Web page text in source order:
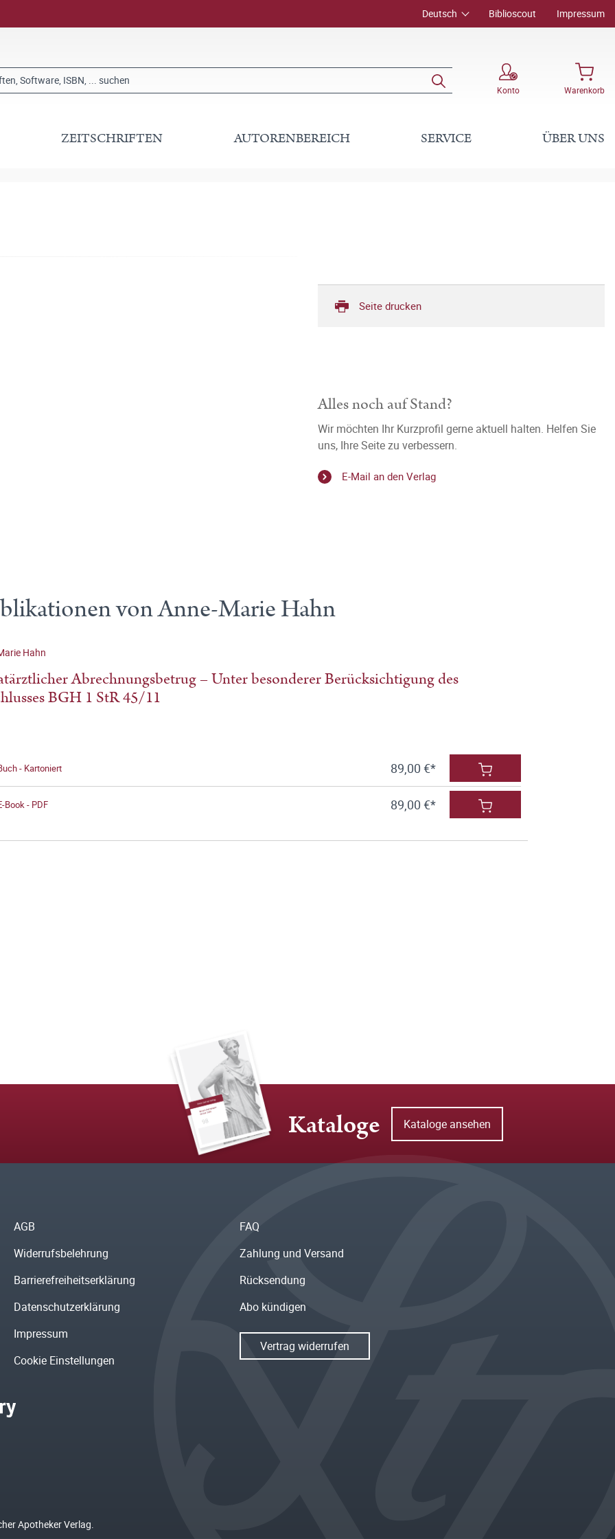
Deutsch Biblioscout Impressum
Konto Warenkorb
ZEITSCHRIFTEN AUTORENBEREICH SERVICE ÜBER UNS
Seite drucken
Alles noch auf Stand?
Wir möchten Ihr Kurzprofil gerne aktuell halten. Helfen Sie
uns, Ihre Seite zu verbessern.
E-Mail an den Verlag
von Anne-Marie Hahn
Hahn
Abrechnungsbetrug – Unter besonderer Berücksichtigung des
BGH 1 StR 45/11
- Kartoniert 89,00 €*
Book - PDF 89,00 €*
Kataloge Kataloge ansehen
AGB
Widerrufsbelehrung
Barrierefreiheitserklärung
Datenschutzerklärung
Impressum
Cookie Einstellungen
FAQ
Zahlung und Versand
Rücksendung
Abo kündigen
Vertrag widerrufen
Apotheker Verlag.